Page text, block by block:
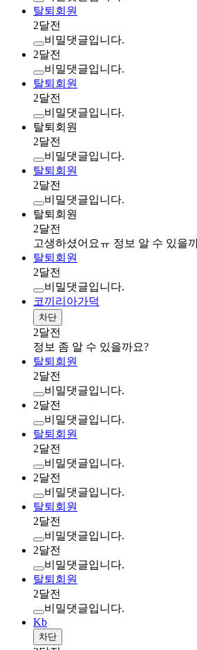
탈퇴회원
2달전
비밀댓글입니다.
2달전
비밀댓글입니다.
탈퇴회원
2달전
비밀댓글입니다.
탈퇴회원
2달전
비밀댓글입니다.
탈퇴회원
2달전
비밀댓글입니다.
탈퇴회원
2달전
고생하셨어요ㅠ 정보 알 수 있을
탈퇴회원
2달전
비밀댓글입니다.
코끼리아가덕
차단
2달전
정보 좀 알 수 있을까요?
탈퇴회원
2달전
비밀댓글입니다.
2달전
비밀댓글입니다.
탈퇴회원
2달전
비밀댓글입니다.
2달전
비밀댓글입니다.
탈퇴회원
2달전
비밀댓글입니다.
2달전
비밀댓글입니다.
탈퇴회원
2달전
비밀댓글입니다.
Kb
차단